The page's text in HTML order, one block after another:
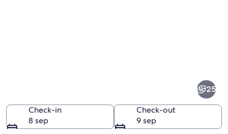
25
Check-in
8 sep
Check-out
9 sep